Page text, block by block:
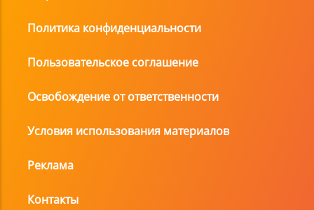
Политика конфиденциальности
Пользовательское соглашение
Освобождение от ответственности
Условия использования материалов
Реклама
Контакты